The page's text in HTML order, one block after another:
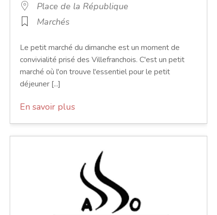
Place de la République
Marchés
Le petit marché du dimanche est un moment de
convivialité prisé des Villefranchois. C'est un petit
marché où l'on trouve l'essentiel pour le petit
déjeuner [...]
En savoir plus